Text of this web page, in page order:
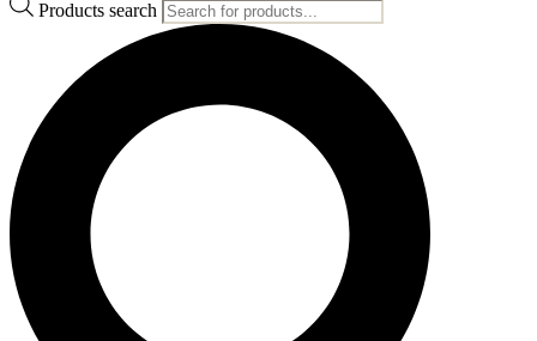
Products search